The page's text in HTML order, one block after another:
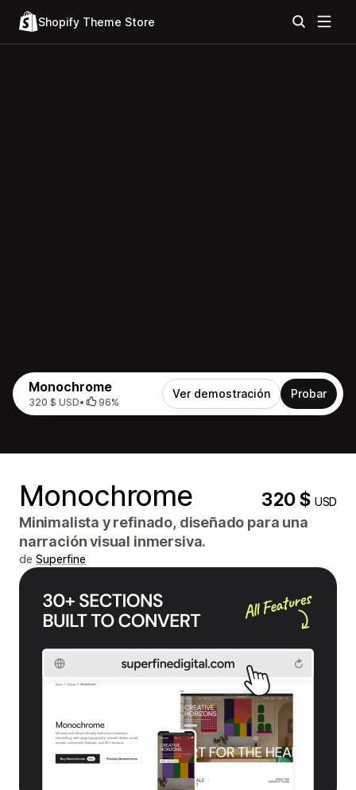
Shopify Theme Store
Monochrome
320 $ USD• 96%
Ver demostración Probar
Monochrome 320 $USD
Minimalista y refinado, diseñado para una
narración visual inmersiva.
de Superfine